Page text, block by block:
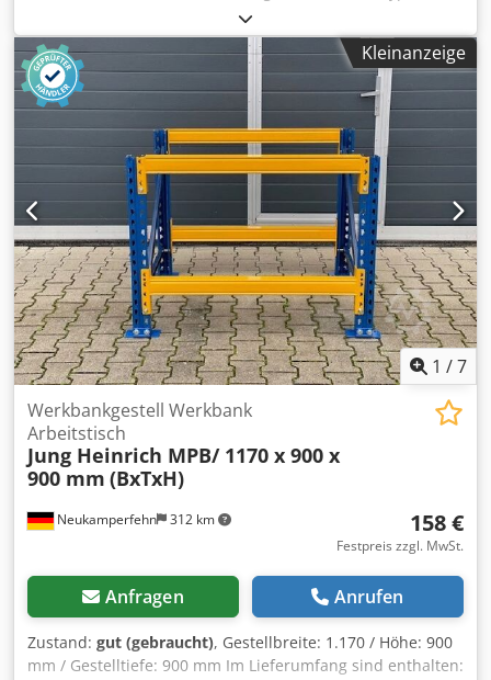
G10/3-A Ausführung: ZM-LN Herstelljahr: 2011 Leistung:
125-900kw Crsdpfx Agjzdku Retsf
Kleinanzeige
1 /7
Neukamperfehn 312 km
Werkbankgestell Werkbank
Arbeitstisch
Jung Heinrich MPB/ 1170 x 900 x
900 mm (BxTxH)
158 €
Festpreis zzgl. MwSt.
Anfragen Anrufen
Zustand: gut (gebraucht), Gestellbreite: 1.170 / Höhe: 900
mm / Gestelltiefe: 900 mm Im Lieferumfang sind enthalten: